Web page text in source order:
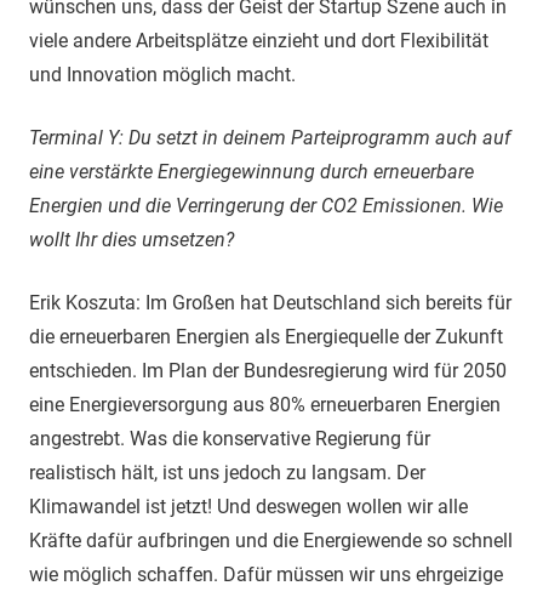
wünschen uns, dass der Geist der Startup Szene auch in
viele andere Arbeitsplätze einzieht und dort Flexibilität
und Innovation möglich macht.
Terminal Y: Du setzt in deinem Parteiprogramm auch auf
eine verstärkte Energiegewinnung durch erneuerbare
Energien und die Verringerung der CO2 Emissionen. Wie
wollt Ihr dies umsetzen?
Erik Koszuta: Im Großen hat Deutschland sich bereits für
die erneuerbaren Energien als Energiequelle der Zukunft
entschieden. Im Plan der Bundesregierung wird für 2050
eine Energieversorgung aus 80% erneuerbaren Energien
angestrebt. Was die konservative Regierung für
realistisch hält, ist uns jedoch zu langsam. Der
Klimawandel ist jetzt! Und deswegen wollen wir alle
Kräfte dafür aufbringen und die Energiewende so schnell
wie möglich schaffen. Dafür müssen wir uns ehrgeizige